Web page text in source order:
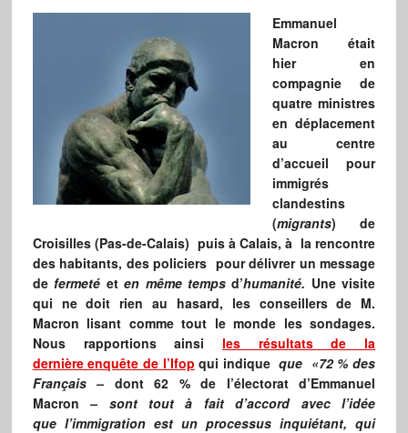
Emmanuel
Macron était
hier en
compagnie de
quatre ministres
en déplacement
au centre
d’accueil pour
immigrés
clandestins
(migrants) de
Croisilles (Pas-de-Calais) puis à Calais, à la rencontre
des habitants, des policiers pour délivrer un message
defermeté eten même tempsd’humanité. Une visite
qui ne doit rien au hasard, les conseillers de M.
Macron lisant comme tout le monde les sondages.
Nous rapportions ainsi les résultats de la
dernière enquête de l’Ifop qui indique que «72 % des
Français – dont 62 % de l’électorat d’Emmanuel
Macron
– sont tout à fait d’accord avec l’idée
que l’immigration est un processus inquiétant, qui